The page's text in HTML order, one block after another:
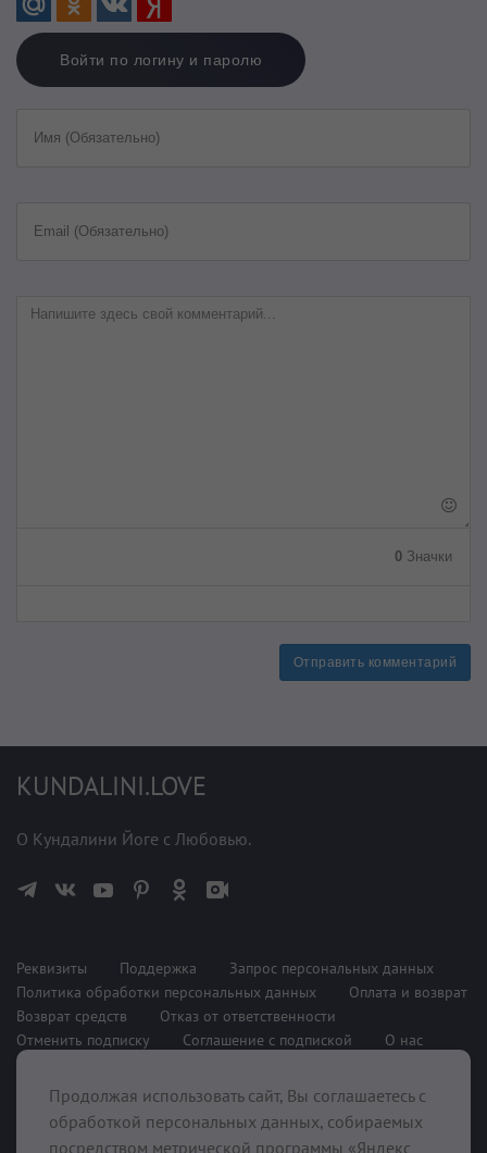
Войти по логину и паролю
Имя (Обязательно)
Email (Обязательно)
0 Значки
Отправить комментарий
KUNDALINI.LOVE
О Кундалини Йоге с Любовью.
Реквизиты Поддержка
Запрос персональных данных
Политика обработки персональных данных
Оплата и возврат
Возврат средств
Отказ от ответственности
Отменить подписку
Соглашение с подпиской О нас
При поддержке
Продолжая использовать сайт, Вы соглашаетесь с
обработкой персональных данных, собираемых
посредством метрической программы «Яндекс